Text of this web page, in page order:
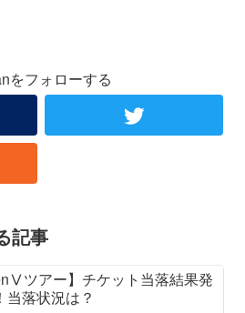
をフォローする
記事
ツアー】チケット当落結果発
当落状況は？